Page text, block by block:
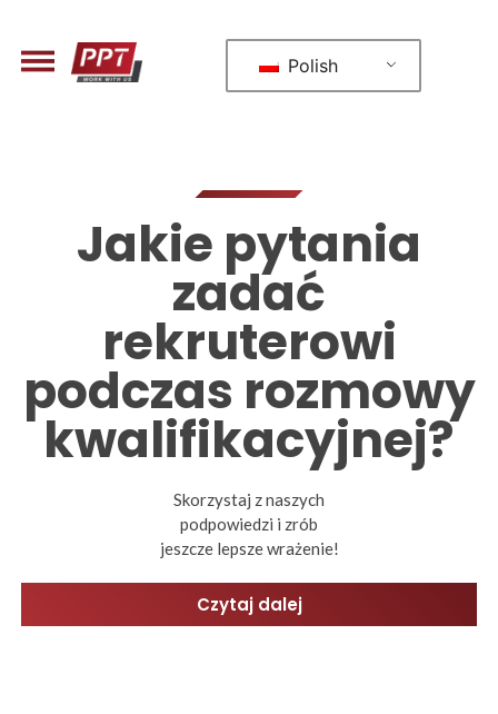
Polish
Jakie pytania
zadać
rekruterowi
podczas rozmowy
kwalifikacyjnej?
Skorzystaj z naszych
podpowiedzi i zrób
jeszcze lepsze wrażenie!
Czytaj dalej